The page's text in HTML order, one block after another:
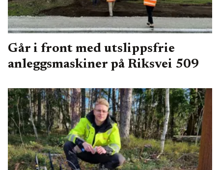
Går i front med utslippsfrie
anleggsmaskiner på Riksvei 509